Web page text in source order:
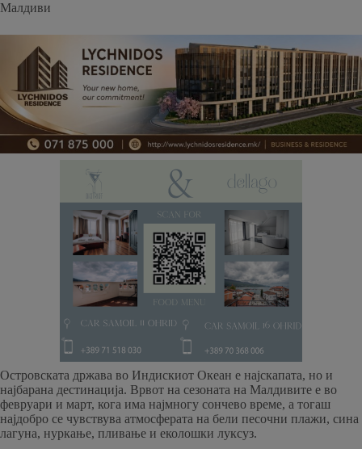
Малдиви
Островската држава во Индискиот Океан е најскапата, но и
најбарана дестинација. Врвот на сезоната на Малдивите е во
февруари и март, кога има најмногу сончево време, а тогаш
најдобро се чувствува атмосферата на бели песочни плажи, сина
лагуна, нуркање, пливање и еколошки луксуз.